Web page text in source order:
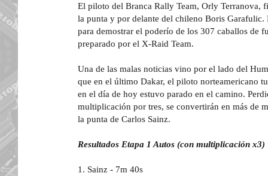
El piloto del Branca Rally Team, Orly Terranova,
la punta y por delante del chileno Boris Garafulic.
para demostrar el poderío de los 307 caballos de
preparado por el X-Raid Team.
Una de las malas noticias vino por el lado del
que en el último Dakar, el piloto norteamericano
en el día de hoy estuvo parado en el camino.
multiplicación por tres, se convertirán en más de
la punta de Carlos Sainz.
Resultados Etapa 1 Autos (con multiplicación x3)
1. Sainz - 7m 40s